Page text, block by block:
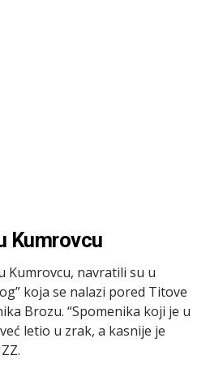
Kumrovcu
Kumrovcu, navratili su u
koja se nalazi pored Titove
Brozu. “Spomenika koji je u
letio u zrak, a kasnije je